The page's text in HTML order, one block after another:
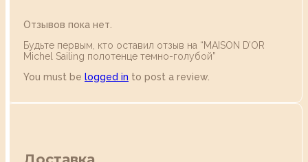
Отзывов пока нет.
Будьте первым, кто оставил отзыв на “MAISON D’OR
Michel Sailing полотенце темно-голубой”
You must be logged in to post a review.